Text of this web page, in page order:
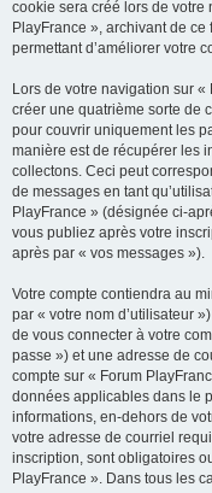
cookie sera créé lors de votre
PlayFrance », archivant de
permettant d’améliorer votre
Lors de votre navigation sur
créer une quatrième sorte de
pour couvrir uniquement les
manière est de récupérer les
collectons. Ceci peut
de messages en tant
PlayFrance » (désignée ci-
vous publiez après votre
après par « vos messages »).
Votre compte contiendra au
par « votre nom d’utilisateur
de vous connecter à votre
passe ») et une adresse de
compte sur « Forum
données applicables dans le
informations, en-dehors de
votre adresse de courriel
inscription, sont obligatoires
PlayFrance ». Dans tous les